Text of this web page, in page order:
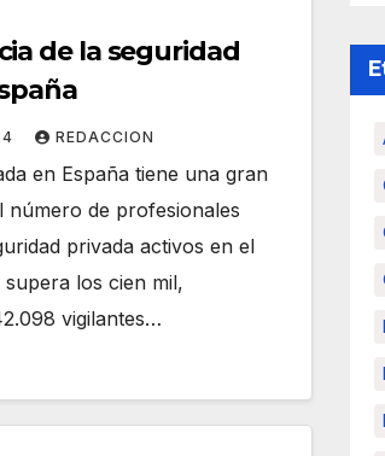
de la seguridad
REDACCION
en España tiene una gran
número de profesionales
privada activos en el
los cien mil,
vigilantes…